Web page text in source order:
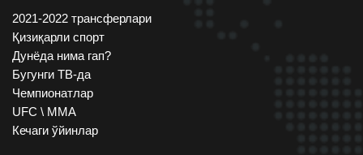
2021-2022 трансферлари
Қизиқарли спорт
Дунёда нима гап?
Бугунги ТВ-да
Чемпионатлар
UFC \ ММА
Кечаги ўйинлар